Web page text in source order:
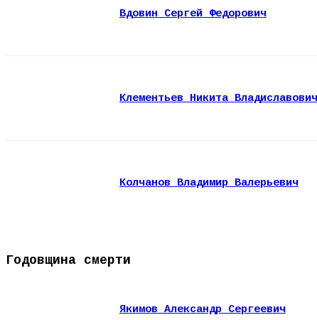
Вдовин Сергей Федорович
Клементьев Никита Владиславович
Колчанов Владимир Валерьевич
Годовщина смерти
Якимов Александр Сергеевич